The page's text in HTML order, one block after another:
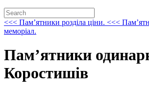
<<< Памʼятники розділа ціни. <<<
меморіал.
Пам’ятники
Коростишів